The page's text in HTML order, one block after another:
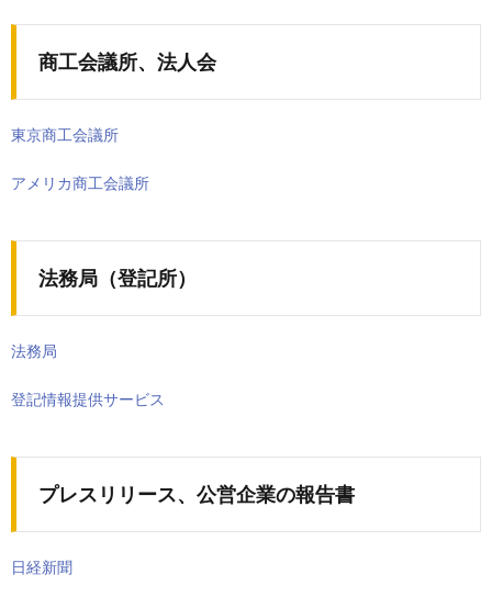
商工会議所、法人会
東京商工会議所
アメリカ商工会議所
法務局（登記所）
法務局
登記情報提供サービス
プレスリリース、公営企業の報告書
日経新聞